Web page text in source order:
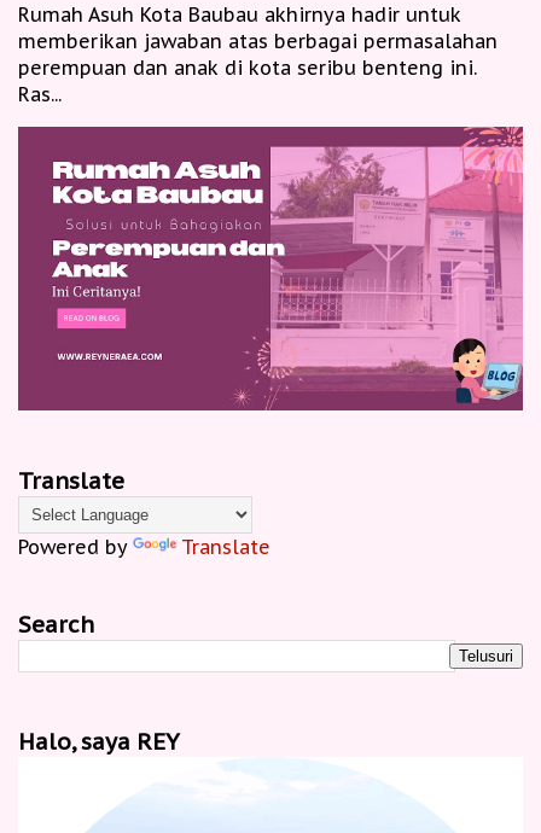
Rumah Asuh Kota Baubau akhirnya hadir untuk
memberikan jawaban atas berbagai permasalahan
perempuan dan anak di kota seribu benteng ini.
Ras...
Translate
Powered by Translate
Search
Halo, saya REY